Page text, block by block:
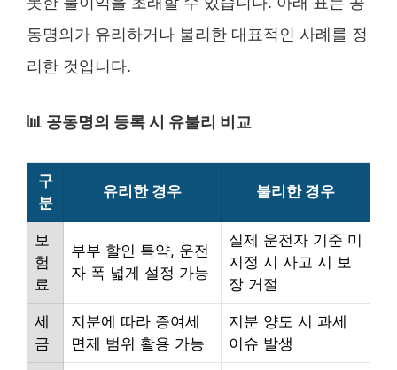
동명의가 유리하거나 불리한 대표적인 사례를 정
리한 것입니다.
📊 공동명의 등록 시 유불리 비교
구
분
유리한 경우 불리한 경우
보
험
료
부부 할인 특약, 운전
자 폭 넓게 설정 가능
실제 운전자 기준 미
지정 시 사고 시 보
장 거절
세
금
지분에 따라 증여세
면제 범위 활용 가능
지분 양도 시 과세
이슈 발생